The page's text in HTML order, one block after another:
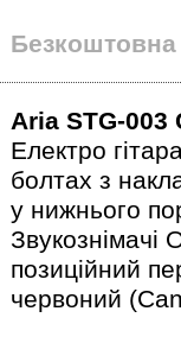
Безкоштовна
Aria STG-003
Електро
болтах з
у нижнього
позиційний
червоний